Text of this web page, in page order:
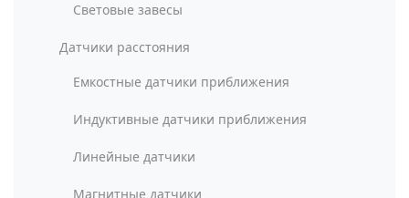
Световые завесы
Датчики расстояния
Емкостные датчики приближения
Индуктивные датчики приближения
Линейные датчики
Магнитные датчики